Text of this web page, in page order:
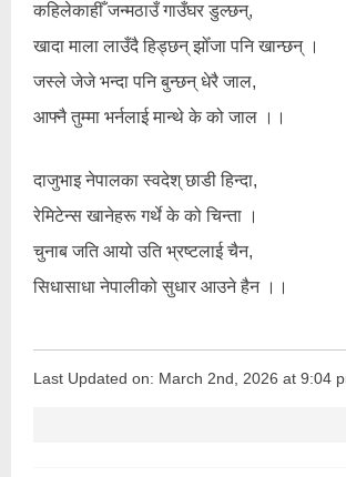
कहिलेकाहीँ जन्मठाउँ गाउँघर डुल्छन्,
खादा माला लाउँदै हिड्छन् झोँजा पनि खान्छन् ।
जस्ले जेजे भन्दा पनि बुन्छन् धेरै जाल,
आफ्नै तुम्मा भर्नलाई मान्थे के को जाल ।।
दाजुभाइ नेपालका स्वदेश् छाडी हिन्दा,
रेमिटेन्स खानेहरू गर्थे के को चिन्ता ।
चुनाब जति आयो उति भ्रष्टलाई चैन,
सिधासाधा नेपालीको सुधार आउने हैन ।।
Last Updated on: March 2nd, 2026 at 9:04